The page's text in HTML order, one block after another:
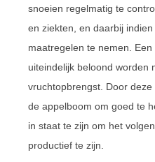
snoeien regelmatig te
en ziekten, en daarbij
maatregelen te nemen.
uiteindelijk beloond worden
vruchtopbrengst. Door
de appelboom om goed te
in staat te zijn om het
productief te zijn.